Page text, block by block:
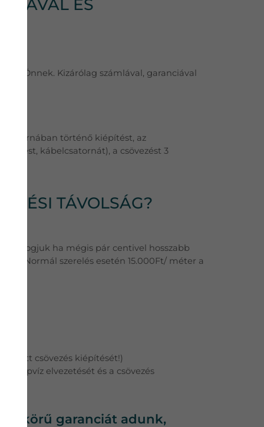
ÉS
Önnek. Kizárólag számlával, garanciával
történő kiépítést, az
kábelcsatornát), a csövezést 3
TÁVOLSÁG?
fogjuk ha mégis pár centivel hosszabb
Normál szerelés esetén 15.000Ft/ méter a
csövezés kiépítését!)
elvezetését és a csövezés
körű garanciát adunk,